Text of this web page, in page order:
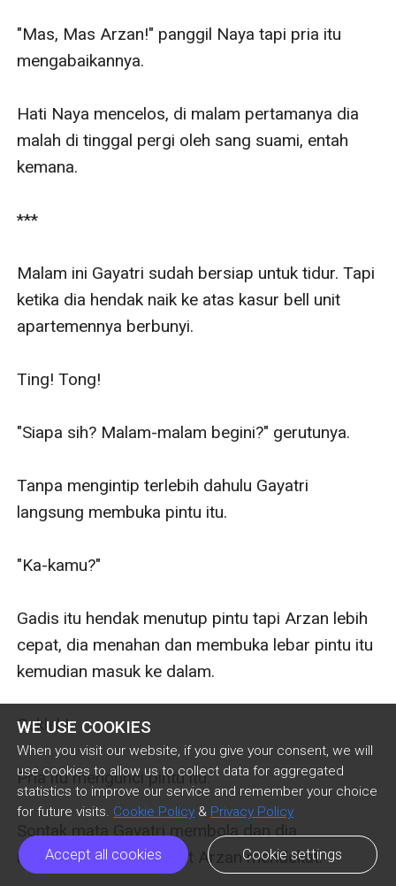
WE USE COOKIES
When you visit our website, if you give your consent, we will
use cookies to allow us to collect data for aggregated
statistics to improve our service and remember your choice
for future visits. Cookie Policy & Privacy Policy
Accept all cookies Cookie settings
"Mas, Mas Arzan!" panggil Naya tapi pria itu
mengabaikannya.
Hati Naya mencelos, di malam pertamanya dia
malah di tinggal pergi oleh sang suami, entah
kemana.
***
Malam ini Gayatri sudah bersiap untuk tidur. Tapi
ketika dia hendak naik ke atas kasur bell unit
apartemennya berbunyi.
Ting! Tong!
"Siapa sih? Malam-malam begini?" gerutunya.
Tanpa mengintip terlebih dahulu Gayatri
langsung membuka pintu itu.
"Ka-kamu?"
Gadis itu hendak menutup pintu tapi Arzan lebih
cepat, dia menahan dan membuka lebar pintu itu
kemudian masuk ke dalam.
Ceklek!
Pria itu mengunci pintu itu.
Sontak mata Gayatri membola dan dia
melangkah mundur saat Arzan mendekat.